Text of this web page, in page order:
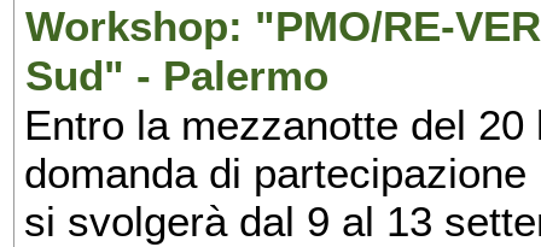
Workshop: "PMO/RE-
Sud" - Palermo
Entro la mezzanotte del
domanda di
si svolgerà dal 9 al 13